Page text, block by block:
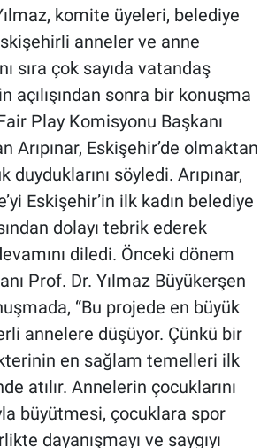
komite üyeleri, belediye
anneler ve anne
sıra çok sayıda vatandaş
açılışından sonra bir konuşma
Play Komisyonu Başkanı
Arıpınar, Eskişehir’de olmaktan
söyledi. Arıpınar,
Eskişehir’in ilk kadın belediye
dolayı tebrik ederek
diledi. Önceki dönem
Prof. Dr. Yılmaz Büyükerşen
“Bu projede en büyük
annelere düşüyor. Çünkü bir
en sağlam temelleri ilk
atılır. Annelerin çocuklarını
büyütmesi, çocuklara spor
dayanışmayı ve saygıyı